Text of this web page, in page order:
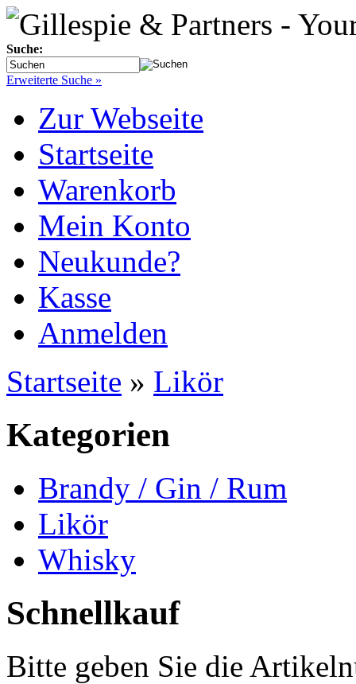
Suche:
Erweiterte Suche »
Zur Webseite
Startseite
Warenkorb
Mein Konto
Neukunde?
Kasse
Anmelden
Startseite » Likör
Kategorien
Brandy / Gin / Rum
Likör
Whisky
Schnellkauf
Bitte geben Sie die